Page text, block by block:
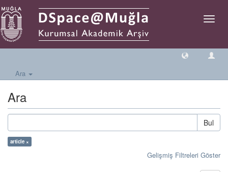
Geçiş
Ara
Ara
Bul
article ×
Gelişmiş Filtreleri Göster